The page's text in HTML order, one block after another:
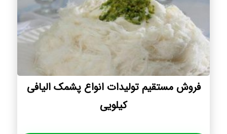
فروش مستقیم تولیدات انواع پشمک الیافی
کیلویی